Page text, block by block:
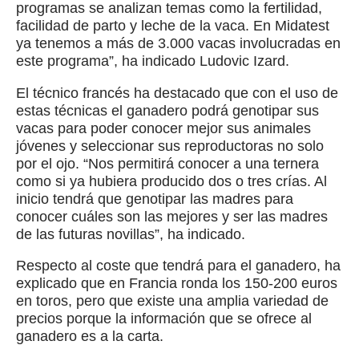
programas se analizan temas como la fertilidad,
facilidad de parto y leche de la vaca. En Midatest
ya tenemos a más de 3.000 vacas involucradas en
este programa”, ha indicado Ludovic Izard.
El técnico francés ha destacado que con el uso de
estas técnicas el ganadero podrá genotipar sus
vacas para poder conocer mejor sus animales
jóvenes y seleccionar sus reproductoras no solo
por el ojo. “Nos permitirá conocer a una ternera
como si ya hubiera producido dos o tres crías. Al
inicio tendrá que genotipar las madres para
conocer cuáles son las mejores y ser las madres
de las futuras novillas”, ha indicado.
Respecto al coste que tendrá para el ganadero, ha
explicado que en Francia ronda los 150-200 euros
en toros, pero que existe una amplia variedad de
precios porque la información que se ofrece al
ganadero es a la carta.